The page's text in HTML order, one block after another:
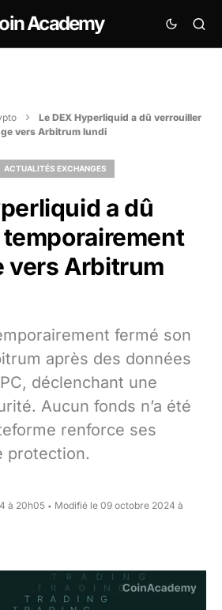
Academy
Le DEX Hyperliquid a dû verrouiller
vers Arbitrum lundi
ACTUALITÉS EXCHANGES
a dû
vers Arbitrum
fermé son
après des données
déclenchant une
Aucun fonds n’a été
renforce ses
protection.
à 20h05 • Modifié le 09 octobre 2024 à